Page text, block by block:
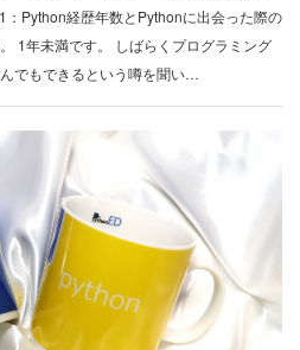
Python経歴年数とPythonに出会った際の
1年未満です。 しばらくプログラミング
でもできるという噂を聞い…